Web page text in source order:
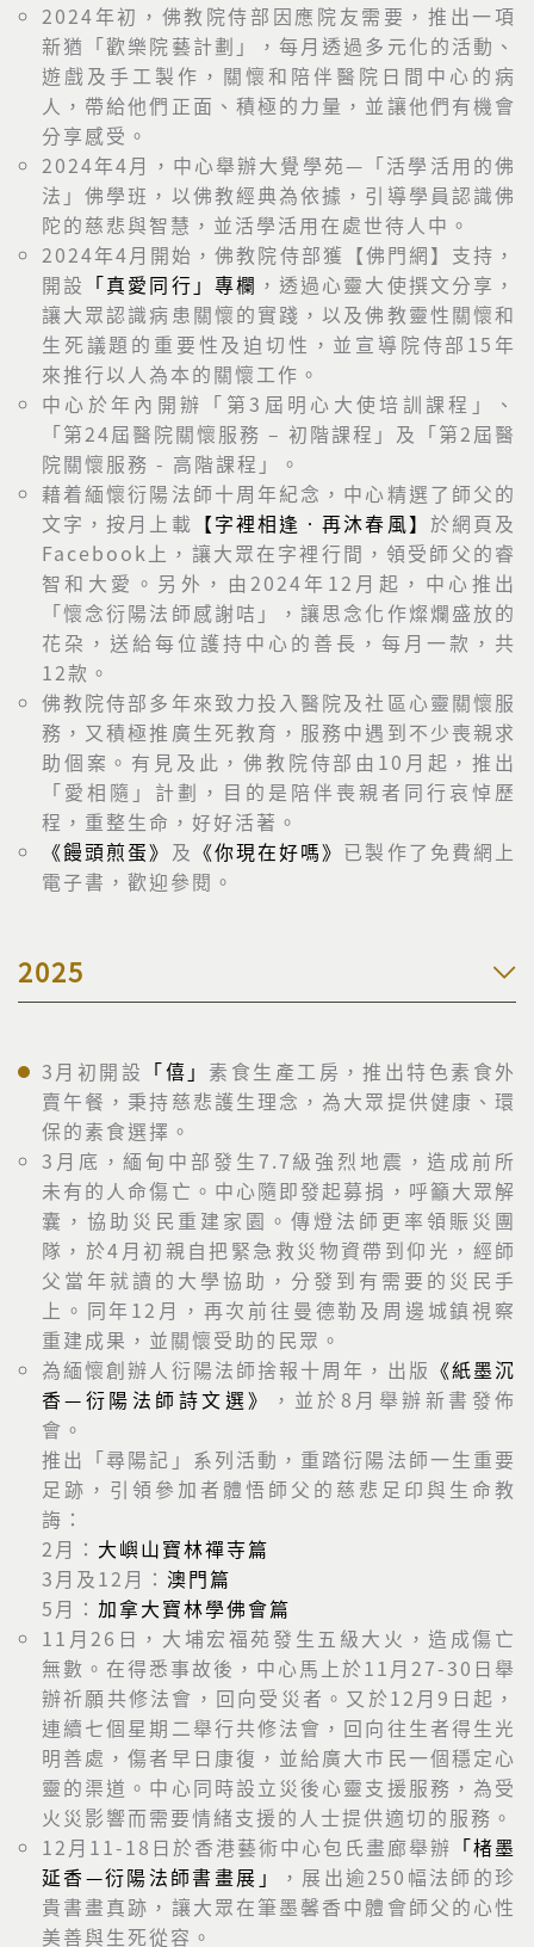
2024年初，佛教院侍部因應院友需要，推出一項
新猶「歡樂院藝計劃」，每月透過多元化的活動、
遊戲及手工製作，關懷和陪伴醫院日間中心的病
人，帶給他們正面、積極的力量，並讓他們有機會
分享感受。
2024年4月，中心舉辦大覺學苑—「活學活用的佛
法」佛學班，以佛教經典為依據，引導學員認識佛
陀的慈悲與智慧，並活學活用在處世待人中。
2024年4月開始，佛教院侍部獲【佛門網】支持，
開設 「真愛同行」專欄 ，透過心靈大使撰文分享，
讓大眾認識病患關懷的實踐，以及佛教靈性關懷和
生死議題的重要性及迫切性，並宣導院侍部15年
來推行以人為本的關懷工作。
中心於年內開辦「第3屆明心大使培訓課程」、
「第24屆醫院關懷服務 – 初階課程」及「第2屆醫
院關懷服務 - 高階課程」。
藉着緬懷衍陽法師十周年紀念，中心精選了師父的
文字，按月上載 【字裡相逢‧再沐春風】 於網頁及
Facebook上，讓大眾在字裡行間，領受師父的睿
智和大愛。另外，由2024年12月起，中心推出
「懷念衍陽法師感謝咭」，讓思念化作燦爛盛放的
花朶，送給每位護持中心的善長，每月一款，共
12款。
佛教院侍部多年來致力投入醫院及社區心靈關懷服
務，又積極推廣生死教育，服務中遇到不少喪親求
助個案。有見及此，佛教院侍部由10月起，推出
「愛相隨」計劃，目的是陪伴喪親者同行哀悼歷
程，重整生命，好好活著。
《饅頭煎蛋》 及 《你現在好嗎》 已製作了免費網上
電子書，歡迎參閱。
2025
3月初開設 「僖」 素食生產工房，推出特色素食外
賣午餐，秉持慈悲護生理念，為大眾提供健康、環
保的素食選擇。
3月底，緬甸中部發生7.7級強烈地震，造成前所
未有的人命傷亡。中心隨即發起募捐，呼籲大眾解
囊，協助災民重建家園。傳燈法師更率領賑災團
隊，於4月初親自把緊急救災物資帶到仰光，經師
父當年就讀的大學協助，分發到有需要的災民手
上。同年12月，再次前往曼德勒及周邊城鎮視察
重建成果，並關懷受助的民眾。
為緬懷創辦人衍陽法師捨報十周年，出版 《紙墨沉
香—衍陽法師詩文選》
，並於8月舉辦新書發佈
會。
推出「尋陽記」系列活動，重踏衍陽法師一生重要
足跡，引領參加者體悟師父的慈悲足印與生命教
誨：
2月： 大嶼山寶林禪寺篇
3月及12月： 澳門篇
5月： 加拿大寶林學佛會篇
11月26日，大埔宏福苑發生五級大火，造成傷亡
無數。在得悉事故後，中心馬上於11月27-30日舉
辦祈願共修法會，回向受災者。又於12月9日起，
連續七個星期二舉行共修法會，回向往生者得生光
明善處，傷者早日康復，並給廣大巿民一個穩定心
靈的渠道。中心同時設立災後心靈支援服務，為受
火災影響而需要情緒支援的人士提供適切的服務。
12月11-18日於香港藝術中心包氏畫廊舉辦 「楮墨
延香—衍陽法師書畫展」
，展出逾250幅法師的珍
貴書畫真跡，讓大眾在筆墨馨香中體會師父的心性
美善與生死從容。